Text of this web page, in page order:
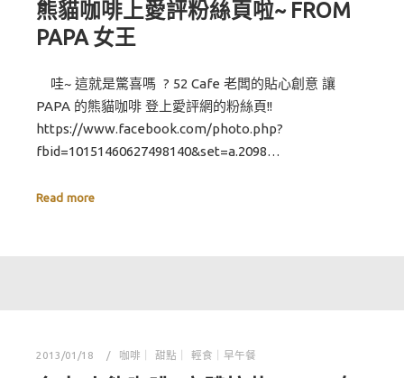
熊貓咖啡上愛評粉絲頁啦~ FROM
PAPA 女王
哇~ 這就是驚喜嗎 ? 52 Cafe 老闆的貼心創意 讓
PAPA 的熊貓咖啡 登上愛評網的粉絲頁!!
https://www.facebook.com/photo.php?
fbid=10151460627498140&set=a.2098…
Read more
2013/01/18 咖啡｜ 甜點｜ 輕食｜早午餐